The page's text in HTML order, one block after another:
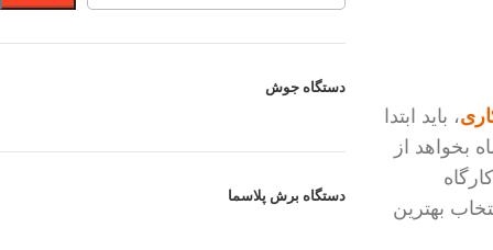
، باید ابتدا
استفاده کنید. برای مثال ممکن است فردی حداکثر 2 بار در ماه بخواهد از
بهترین
دستگاهجوش
دستگاه برش پلاسما